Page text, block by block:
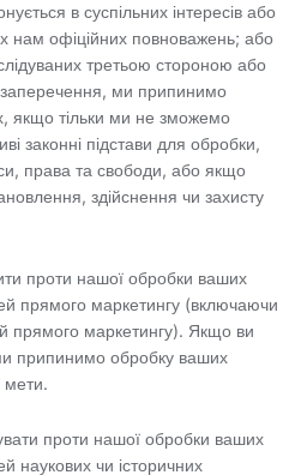
в суспільних інтересів або
нам офіційних повноважень; або
третьою стороною або
ми припинимо
якщо тільки ми не зможемо
законні підстави для обробки,
права та свободи, або якщо
здійснення чи захисту
проти нашої обробки ваших
прямого маркетингу (включаючи
прямого маркетингу). Якщо ви
припинимо обробку ваших
мети.
проти нашої обробки ваших
наукових чи історичних